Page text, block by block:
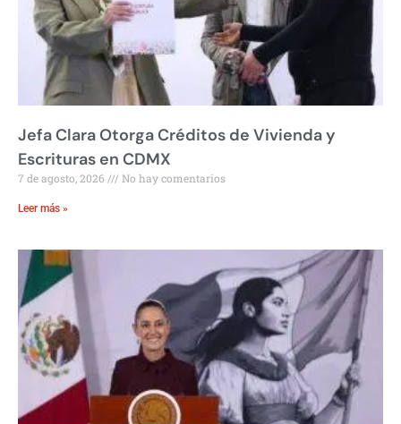
Jefa Clara Otorga Créditos de Vivienda y
Escrituras en CDMX
7 de agosto, 2026 No hay comentarios
Leer más »